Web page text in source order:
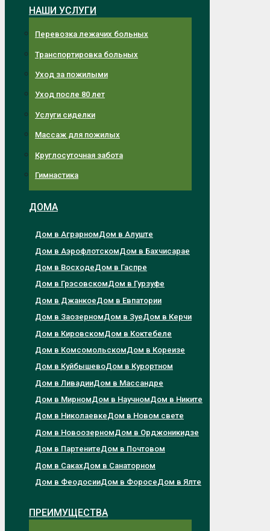
НАШИ УСЛУГИ
Перевозка лежачих больных
Транспортировка больных
Уход за пожилыми
Уход после 80 лет
Услуги сиделки
Массаж для пожилых
Круглосуточная забота
Гимнастика
ДОМА
Дом в АграрномДом в Алуште
Дом в АэрофлотскомДом в Бахчисарае
Дом в ВосходеДом в Гаспре
Дом в ГрэсовскомДом в Гурзуфе
Дом в ДжанкоеДом в Евпатории
Дом в ЗаозерномДом в ЗуеДом в Керчи
Дом в КировскомДом в Коктебеле
Дом в КомсомольскомДом в Кореизе
Дом в КуйбышевоДом в Курортном
Дом в ЛивадииДом в Массандре
Дом в МирномДом в НаучномДом в Никите
Дом в НиколаевкеДом в Новом свете
Дом в НовоозерномДом в Орджоникидзе
Дом в ПартенитеДом в Почтовом
Дом в СакахДом в Санаторном
Дом в ФеодосииДом в ФоросеДом в Ялте
ПРЕИМУЩЕСТВА